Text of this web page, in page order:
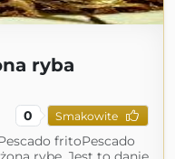
ryba
0 Smakowite
fritoPescado